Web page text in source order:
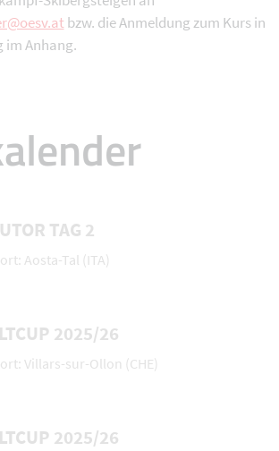
bzw. die Anmeldung zum Kurs in
im Anhang.
TAG 2
Aosta-Tal (ITA)
2025/26
Villars-sur-Ollon (CHE)
2025/26